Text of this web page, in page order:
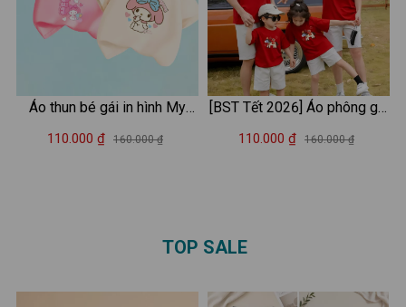
Áo thun bé gái in hình My
Melody - Loza Kids AT051
110.000 ₫ 160.000 ₫
[BST Tết 2026] Áo phông gia
đình Tết 2026 in hình Ngựa -
110.000 ₫ 160.000 ₫
TOP SALE